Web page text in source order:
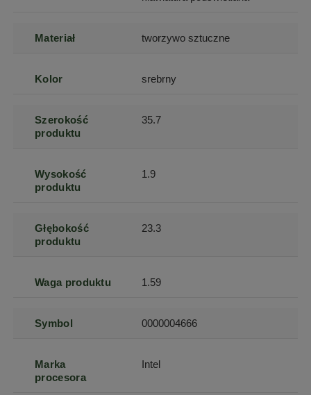
Materiał tworzywo sztuczne
Kolor srebrny
Szerokość
produktu
35.7
Wysokość
produktu
1.9
Głębokość
produktu
23.3
Waga produktu 1.59
Symbol 0000004666
Marka
procesora
Intel